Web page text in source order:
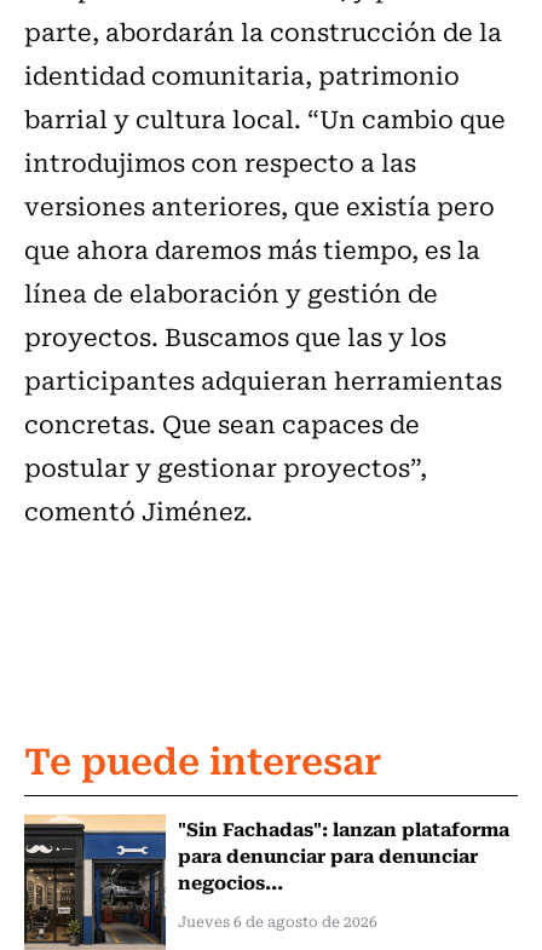
parte, abordarán la construcción de la
identidad comunitaria, patrimonio
barrial y cultura local. “Un cambio que
introdujimos con respecto a las
versiones anteriores, que existía pero
que ahora daremos más tiempo, es la
línea de elaboración y gestión de
proyectos. Buscamos que las y los
participantes adquieran herramientas
concretas. Que sean capaces de
postular y gestionar proyectos”,
comentó Jiménez.
Te puede interesar
"Sin Fachadas": lanzan plataforma
para denunciar para denunciar
negocios...
Jueves 6 de agosto de 2026